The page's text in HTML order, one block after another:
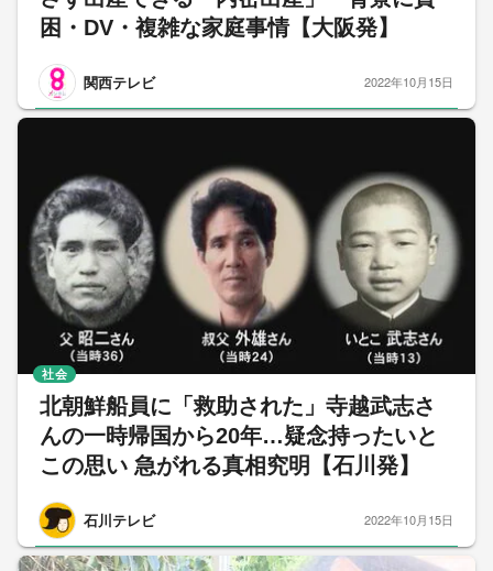
困・DV・複雑な家庭事情【大阪発】
関西テレビ 2022年10月15日
北朝鮮船員に「救助された」寺越武志さ
んの一時帰国から20年…疑念持ったいと
この思い 急がれる真相究明【石川発】
石川テレビ
社会
2022年10月15日